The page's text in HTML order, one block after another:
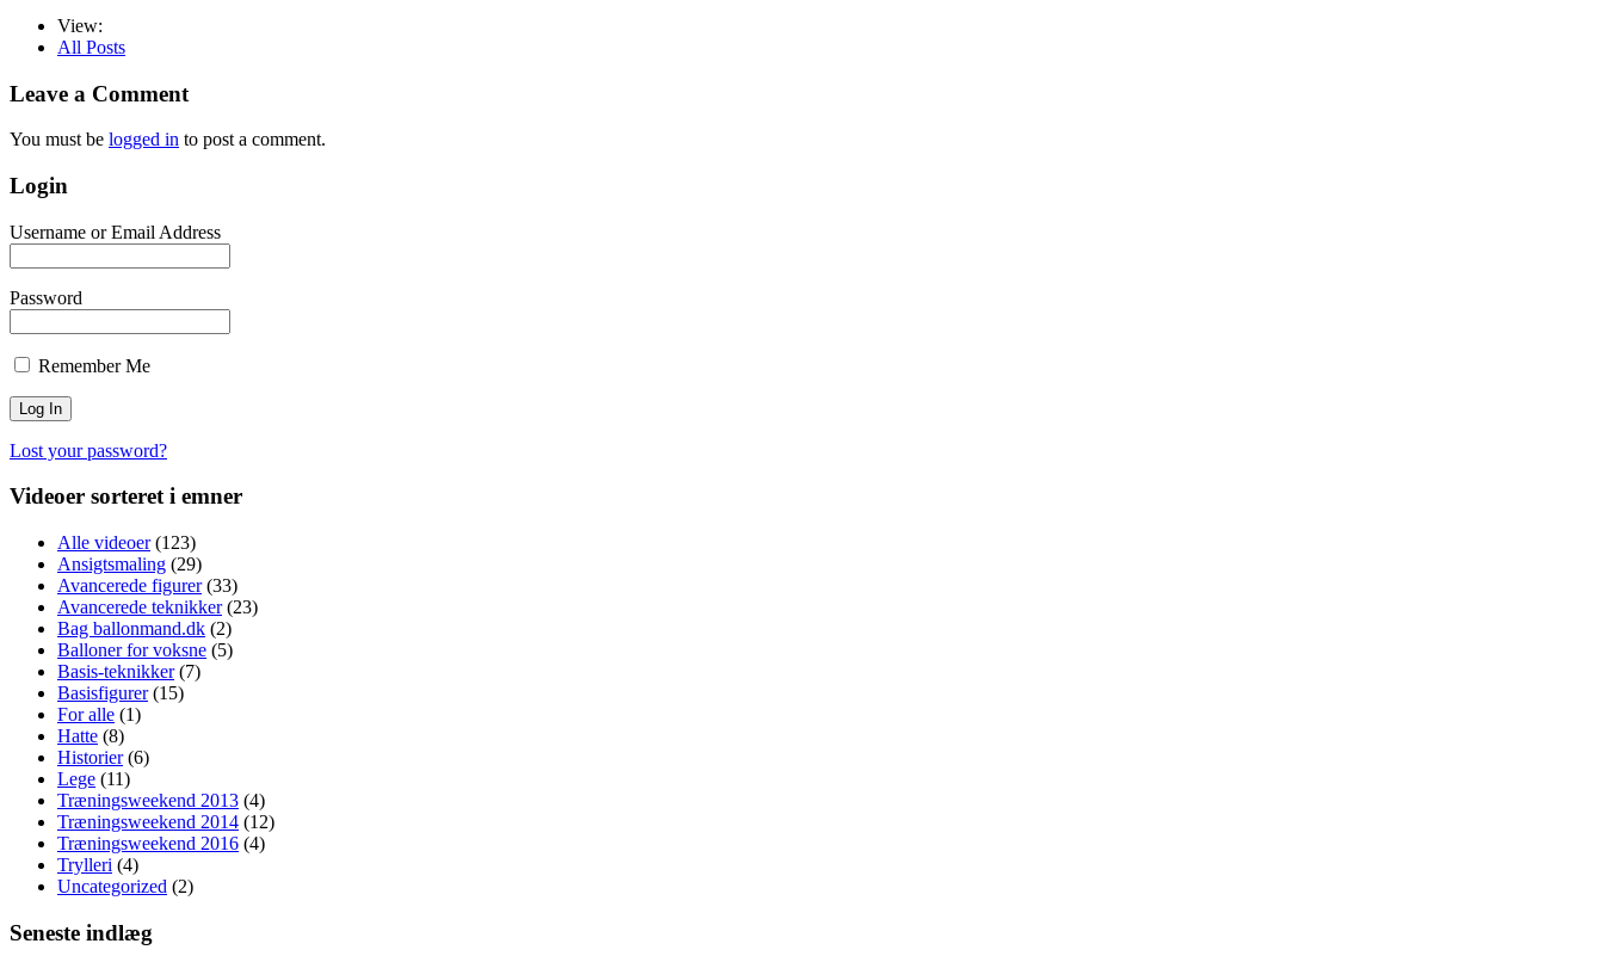
View:
All Posts
Leave a Comment
You must be logged in to post a comment.
Login
Username or Email Address
Password
Remember Me
Lost your password?
Videoer sorteret i emner
Alle videoer(123)
Ansigtsmaling (29)
Avancerede figurer(33)
Avancerede teknikker(23)
Bag ballonmand.dk (2)
Balloner for voksne (5)
Basis-teknikker(7)
Basisfigurer(15)
For alle (1)
Hatte (8)
Historier(6)
Lege (11)
Træningsweekend 2013 (4)
Træningsweekend 2014 (12)
Træningsweekend 2016 (4)
Trylleri (4)
Uncategorized (2)
Seneste indlæg